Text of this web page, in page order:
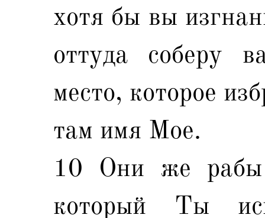
хотя бы вы
оттуда соберу
место, которое
там имя Мое.
10 Они же
который Ты